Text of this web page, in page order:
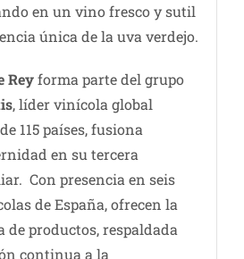
en un vino fresco y sutil
única de la uva verdejo.
Reyforma parte del grupo
, líder vinícola global
115 países, fusiona
en su tercera
Con presencia en seis
de España, ofrecen la
de productos, respaldada
continua a la